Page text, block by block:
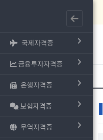
국제자격증
금융투자자격증
은행자격증
보험자격증
무역자격증